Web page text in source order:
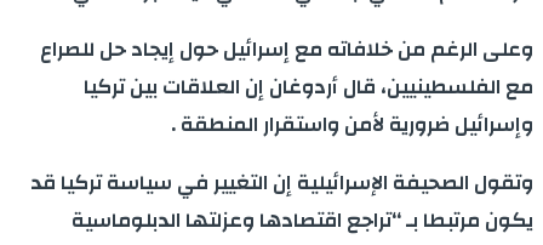
وعلى الرغم من خلافاته مع إسرائيل حول إيجاد حل للصراع
مع الفلسطينيين، قال أردوغان إن العلاقات بين تركيا
وإسرائيل ضرورية لأمن واستقرار المنطقة .
وتقول الصحيفة الإسرائيلية إن التغيير في سياسة تركيا قد
يكون مرتبطا بـ “تراجع اقتصادها وعزلتها الدبلوماسية